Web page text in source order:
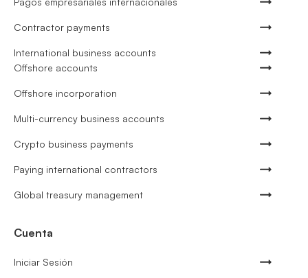
Contractor payments
International business accounts
Offshore accounts
Offshore incorporation
Multi-currency business accounts
Crypto business payments
Paying international contractors
Global treasury management
Cuenta
Iniciar Sesión